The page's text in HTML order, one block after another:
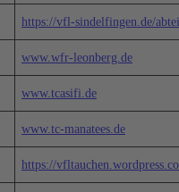
https://vfl-sindelfingen.de/
www.wfr-leonberg.de
www.tcasifi.de
www.tc-manatees.de
https://